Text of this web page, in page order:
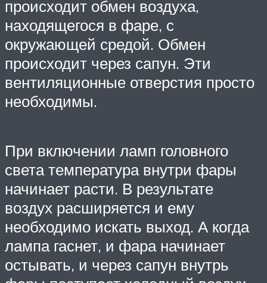
происходит обмен воздуха,
находящегося в фаре, с
окружающей средой. Обмен
происходит через сапун. Эти
вентиляционные отверстия просто
необходимы.
При включении ламп головного
света температура внутри фары
начинает расти. В результате
воздух расширяется и ему
необходимо искать выход. А когда
лампа гаснет, и фара начинает
остывать, и через сапун внутрь